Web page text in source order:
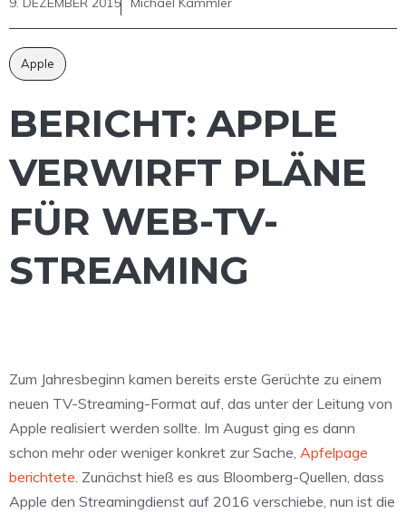
Apple
BERICHT: APPLE
VERWIRFT PLÄNE
FÜR WEB-TV-
STREAMING
Zum Jahresbeginn kamen bereits erste Gerüchte zu einem
neuen TV-Streaming-Format auf, das unter der Leitung von
Apple realisiert werden sollte. Im August ging es dann
schon mehr oder weniger konkret zur Sache, Apfelpage
berichtete. Zunächst hieß es aus Bloomberg-Quellen, dass
Apple den Streamingdienst auf 2016 verschiebe, nun ist die